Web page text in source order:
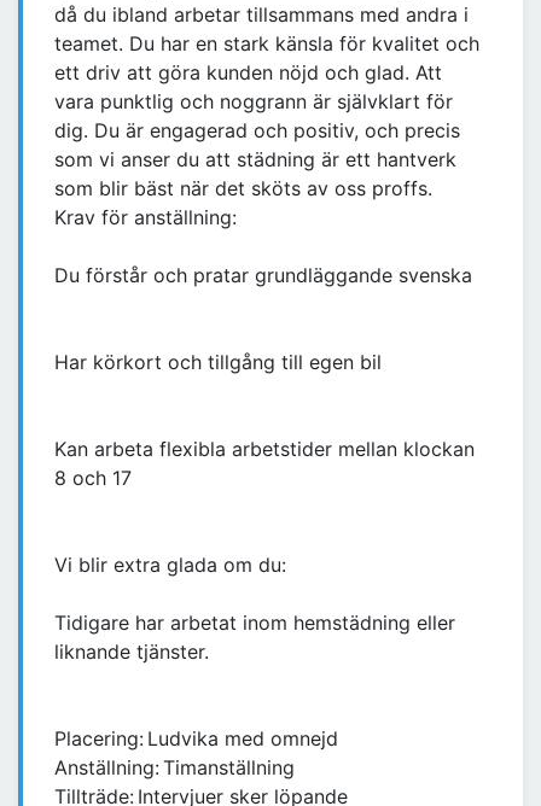
då du ibland arbetar tillsammans med andra i
teamet. Du har en stark känsla för kvalitet och
ett driv att göra kunden nöjd och glad. Att
vara punktlig och noggrann är självklart för
dig. Du är engagerad och positiv, och precis
som vi anser du att städning är ett hantverk
som blir bäst när det sköts av oss proffs.
Krav för anställning:
Du förstår och pratar grundläggande svenska
Har körkort och tillgång till egen bil
Kan arbeta flexibla arbetstider mellan klockan
8 och 17
Vi blir extra glada om du:
Tidigare har arbetat inom hemstädning eller
liknande tjänster.
Placering: Ludvika med omnejd
Anställning: Timanställning
Tillträde: Intervjuer sker löpande